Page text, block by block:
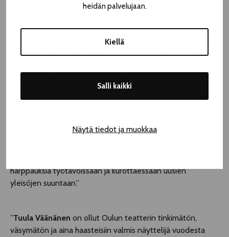
heidän palvelujaan.
Kiellä
Salli kaikki
Näytä tiedot ja muokkaa
Roolityöskentelyn ohella Loper on kehittänyt teatterin
Instagram-livelähetyksillä, joihin hän on kutsunut mukaan
maahanmuuttajaryhmän kanssa. Tämä kaikki osoittaa, että
hän näkee teatterin yhteiskunnallisen roolin ihmisten ja
kulttuurien kohtaamispaikkana hyvin merkityksellisenä ja
aloitteellinen ja integroitumalla ympäröivään yhteisöön.
harppauksia työtavoissaan ja kurottaessaan uusien
yleisöjen suuntaan.”
”Tuula Väänänen on ollut Oulun teatterin tinkimätön,
väsymätön ja aina haasteisiin valmis näyttelijä vuodesta